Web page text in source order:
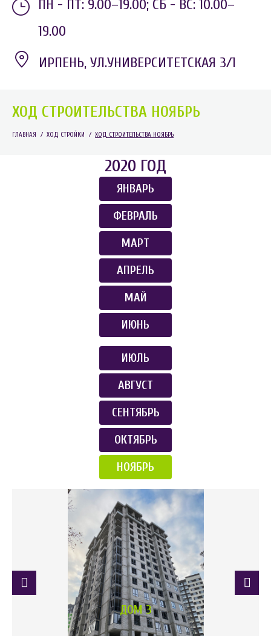
ПН - ПТ: 9.00–19.00; СБ - ВС: 10.00–
19.00
ИРПЕНЬ, УЛ.УНИВЕРСИТЕТСКАЯ 3/1
ХОД СТРОИТЕЛЬСТВА НОЯБРЬ
ГЛАВНАЯ / ХОД СТРОЙКИ / ХОД СТРОИТЕЛЬСТВА НОЯБРЬ
2020 ГОД
ЯНВАРЬ
ФЕВРАЛЬ
МАРТ
АПРЕЛЬ
МАЙ
ИЮНЬ
ИЮЛЬ
АВГУСТ
СЕНТЯБРЬ
ОКТЯБРЬ
НОЯБРЬ
ДОМ 3